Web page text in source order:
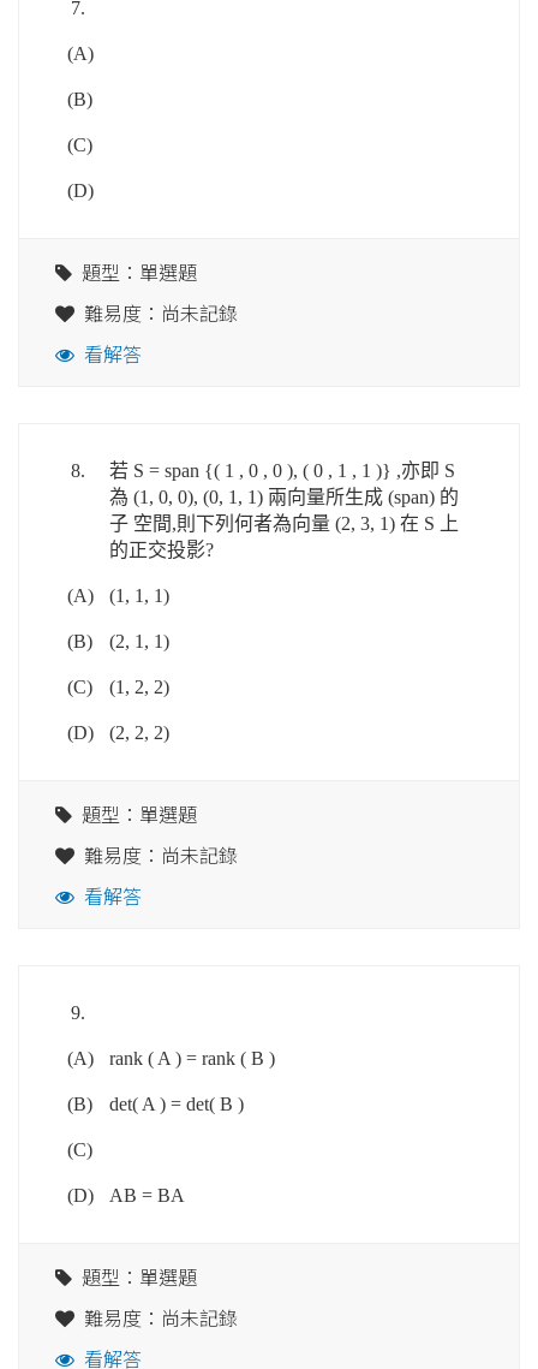
7.
(A)
(B)
(C)
(D)
題型：單選題
難易度：尚未記錄
看解答
8.
若 S = span {( 1 , 0 , 0 ), ( 0 , 1 , 1 )} ,亦即 S
為 (1, 0, 0), (0, 1, 1) 兩向量所生成 (span) 的
子 空間,則下列何者為向量 (2, 3, 1) 在 S 上
的正交投影?
(A) (1, 1, 1)
(B) (2, 1, 1)
(C) (1, 2, 2)
(D) (2, 2, 2)
題型：單選題
難易度：尚未記錄
看解答
9.
(A) rank ( A ) = rank ( B )
(B) det( A ) = det( B )
(C)
(D) AB = BA
題型：單選題
難易度：尚未記錄
看解答